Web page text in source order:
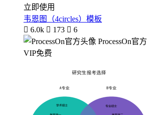
立即使用
韦恩图（4circles）模板
 6.0k  173  6
ProcessOn官方
VIP免费